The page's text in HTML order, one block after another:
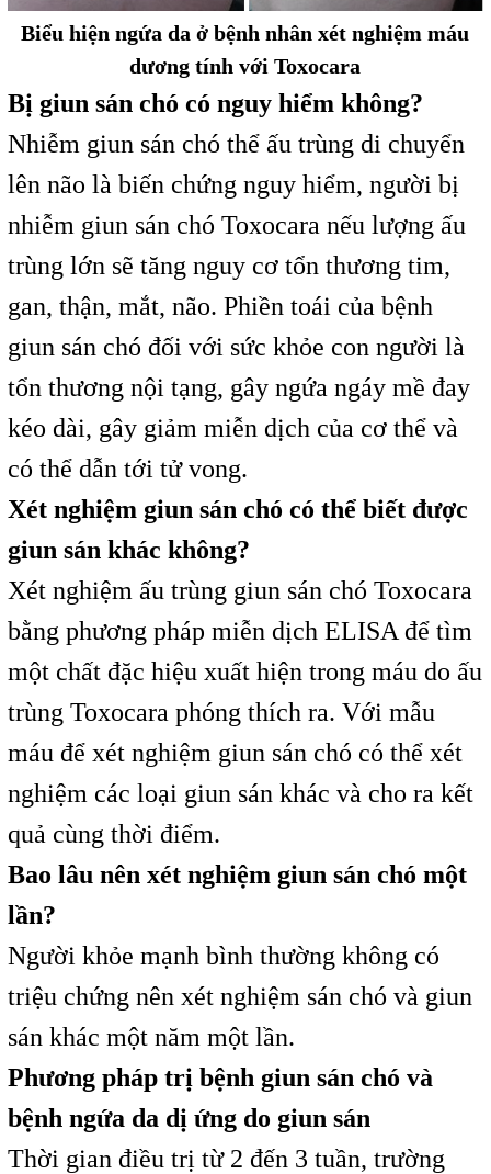
Biểu hiện ngứa da ở bệnh nhân xét nghiệm máu
dương tính với Toxocara
Bị giun sán chó có nguy hiểm không?
Nhiễm giun sán chó thể ấu trùng di chuyển
lên não là biến chứng nguy hiểm, người bị
nhiễm giun sán chó Toxocara nếu lượng ấu
trùng lớn sẽ tăng nguy cơ tổn thương tim,
gan, thận, mắt, não. Phiền toái của bệnh
giun sán chó đối với sức khỏe con người là
tổn thương nội tạng, gây ngứa ngáy mề đay
kéo dài, gây giảm miễn dịch của cơ thể và
có thể dẫn tới tử vong.
Xét nghiệm giun sán chó có thể biết được
giun sán khác không?
Xét nghiệm ấu trùng giun sán chó Toxocara
bằng phương pháp miễn dịch ELISA để tìm
một chất đặc hiệu xuất hiện trong máu do ấu
trùng Toxocara phóng thích ra. Với mẫu
máu để xét nghiệm giun sán chó có thể xét
nghiệm các loại giun sán khác và cho ra kết
quả cùng thời điểm.
Bao lâu nên xét nghiệm giun sán chó một
lần?
Người khỏe mạnh bình thường không có
triệu chứng nên xét nghiệm sán chó và giun
sán khác một năm một lần.
Phương pháp trị bệnh giun sán chó và
bệnh ngứa da dị ứng do giun sán
Thời gian điều trị từ 2 đến 3 tuần, trường